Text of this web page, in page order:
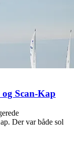
Scan-Kap
Der var både sol